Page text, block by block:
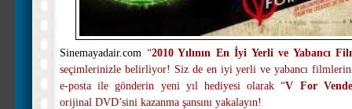
Sinemayadair.com “2010 Yılının En İyi Yerli ve Yabancı
seçimlerinizle belirliyor! Siz de en iyi yerli ve yabancı
e-posta ile gönderin yeni yıl hediyesi olarak “V For
orijinal DVD’sini kazanma şansını yakalayın!